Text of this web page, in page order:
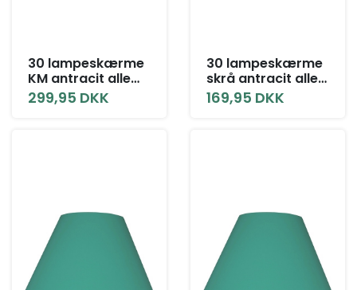
30 lampeskærme
KM antracit alle
størrelser
299,95 DKK
30 lampeskærme
skrå antracit alle
størrelser
169,95 DKK